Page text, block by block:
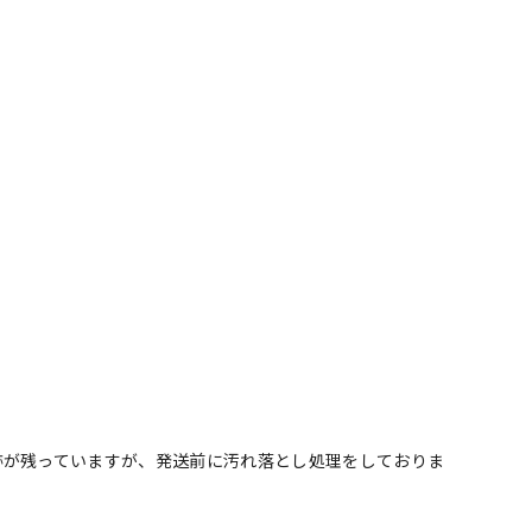
残っていますが、発送前に汚れ落とし処理をしておりま